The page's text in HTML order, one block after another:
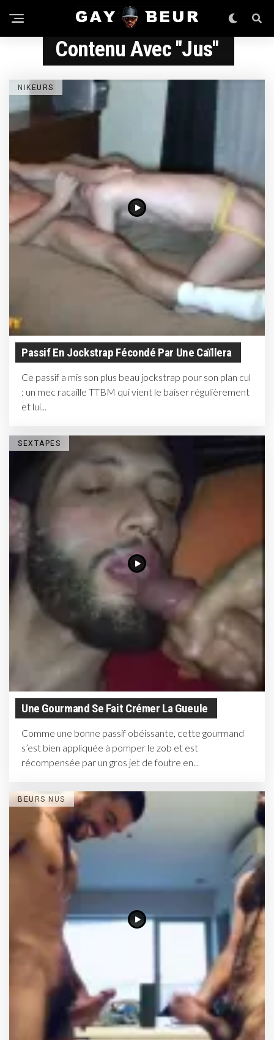
Contenu Avec "jus"
NIKEURS
Passif En Jockstrap Fécondé Par Une Caïllera
Ce passif a mis son plus beau jockstrap pour son plan cul
: un mec racaille TTBM qui vient le baiser régulièrement
et lui...
SEXTAPES
Une Gourmand Se Fait Crémer La Gueule
Comme une bonne passif obéissante, cette gourmand
s’est bien appliquée à pomper le zob et est
récompensée par un gros jet de foutre en...
BEURS NUS